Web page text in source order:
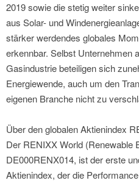
2019 sowie die stetig weiter
aus Solar- und
stärker werdendes globales
erkennbar. Selbst Unternehmen
Gasindustrie beteiligen sich
Energiewende, auch um den
eigenen Branche nicht zu
Über den globalen Aktienindex
Der RENIXX World (Renewable
DE000RENX014, ist der erste
Aktienindex, der die